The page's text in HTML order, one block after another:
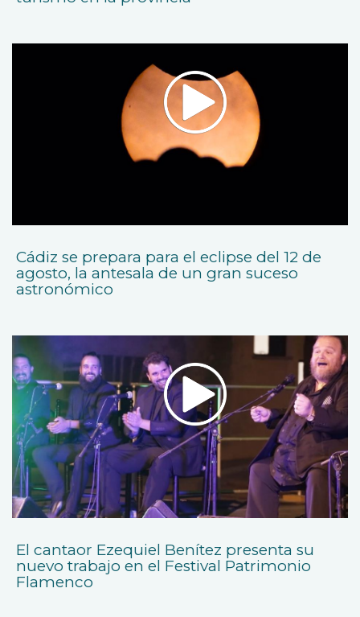
Cádiz se prepara para el eclipse del 12 de
agosto, la antesala de un gran suceso
astronómico
El cantaor Ezequiel Benítez presenta su
nuevo trabajo en el Festival Patrimonio
Flamenco